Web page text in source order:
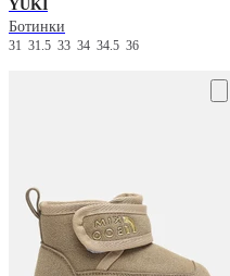
YUKI
Ботинки
31 31.5 33 34 34.5 36